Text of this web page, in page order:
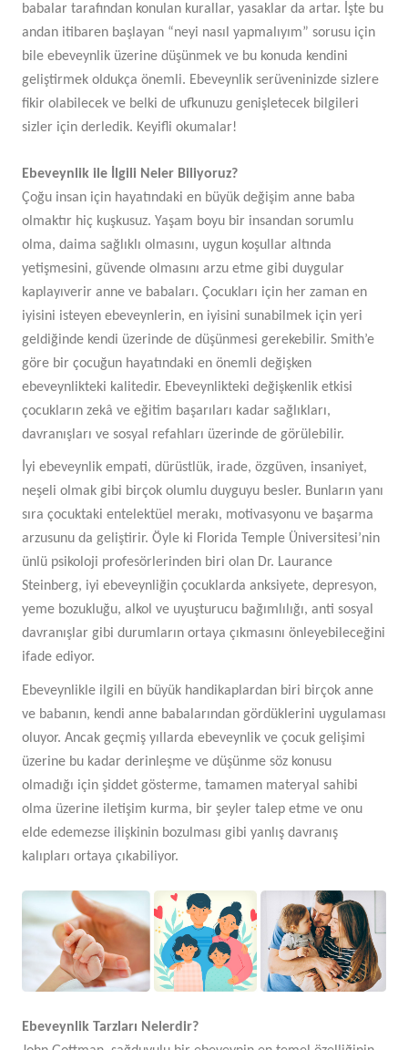
babalar tarafından konulan kurallar, yasaklar da artar. İşte bu
andan itibaren başlayan “neyi nasıl yapmalıyım” sorusu için
bile ebeveynlik üzerine düşünmek ve bu konuda kendini
geliştirmek oldukça önemli. Ebeveynlik serüveninizde sizlere
fikir olabilecek ve belki de ufkunuzu genişletecek bilgileri
sizler için derledik. Keyifli okumalar!
Ebeveynlik ile İlgili Neler Biliyoruz?
Çoğu insan için hayatındaki en büyük değişim anne baba
olmaktır hiç kuşkusuz. Yaşam boyu bir insandan sorumlu
olma, daima sağlıklı olmasını, uygun koşullar altında
yetişmesini, güvende olmasını arzu etme gibi duygular
kaplayıverir anne ve babaları. Çocukları için her zaman en
iyisini isteyen ebeveynlerin, en iyisini sunabilmek için yeri
geldiğinde kendi üzerinde de düşünmesi gerekebilir. Smith’e
göre bir çocuğun hayatındaki en önemli değişken
ebeveynlikteki kalitedir. Ebeveynlikteki değişkenlik etkisi
çocukların zekâ ve eğitim başarıları kadar sağlıkları,
davranışları ve sosyal refahları üzerinde de görülebilir.
İyi ebeveynlik empati, dürüstlük, irade, özgüven, insaniyet,
neşeli olmak gibi birçok olumlu duyguyu besler. Bunların yanı
sıra çocuktaki entelektüel merakı, motivasyonu ve başarma
arzusunu da geliştirir. Öyle ki Florida Temple Üniversitesi’nin
ünlü psikoloji profesörlerinden biri olan Dr. Laurance
Steinberg, iyi ebeveynliğin çocuklarda anksiyete, depresyon,
yeme bozukluğu, alkol ve uyuşturucu bağımlılığı, anti sosyal
davranışlar gibi durumların ortaya çıkmasını önleyebileceğini
ifade ediyor.
Ebeveynlikle ilgili en büyük handikaplardan biri birçok anne
ve babanın, kendi anne babalarından gördüklerini uygulaması
oluyor. Ancak geçmiş yıllarda ebeveynlik ve çocuk gelişimi
üzerine bu kadar derinleşme ve düşünme söz konusu
olmadığı için şiddet gösterme, tamamen materyal sahibi
olma üzerine iletişim kurma, bir şeyler talep etme ve onu
elde edemezse ilişkinin bozulması gibi yanlış davranış
kalıpları ortaya çıkabiliyor.
Ebeveynlik Tarzları Nelerdir?